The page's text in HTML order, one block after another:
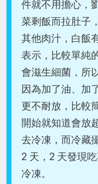
件就不用擔心，
菜剩飯而拉肚子
其他肉汁，白飯
表示，比較單純
會滋生細菌，所
因為加了油、加
更不耐放，比較
開始就知道會放
去冷凍，而冷藏
2 天，2 天發現
冷凍。